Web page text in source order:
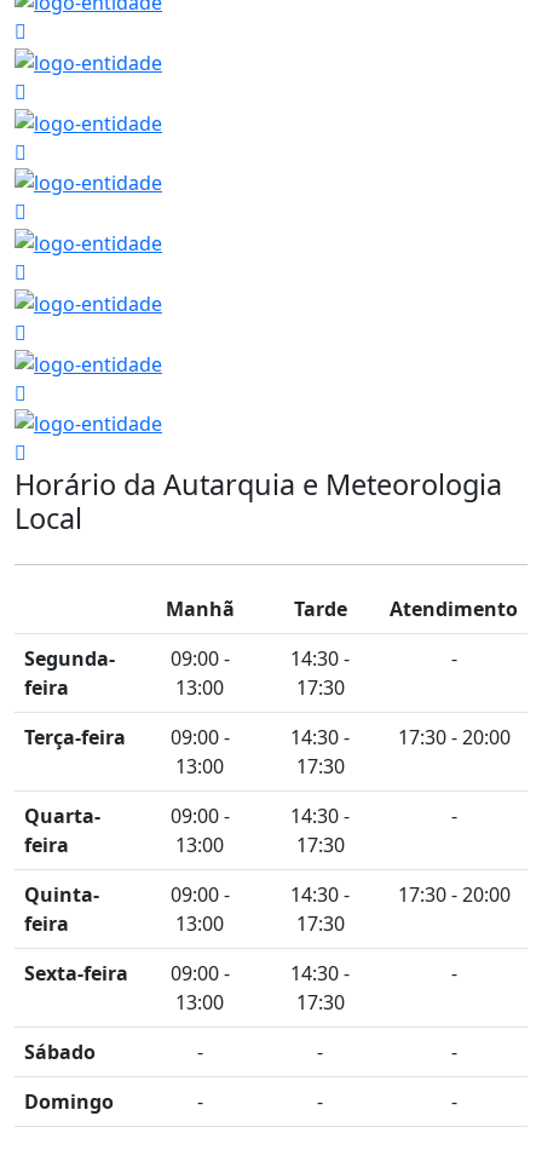
Horário da Autarquia e Meteorologia
Local
Manhã Tarde
Atendimento
Segunda-
feira
09:00 -
13:00
14:30 -
17:30
-
Terça-feira
09:00 -
13:00
14:30 -
17:30
17:30 - 20:00
Quarta-
feira
09:00 -
13:00
14:30 -
17:30
-
Quinta-
feira
09:00 -
13:00
14:30 -
17:30
17:30 - 20:00
Sexta-feira
09:00 -
13:00
14:30 -
17:30
-
Sábado - -
-
Domingo
- - -